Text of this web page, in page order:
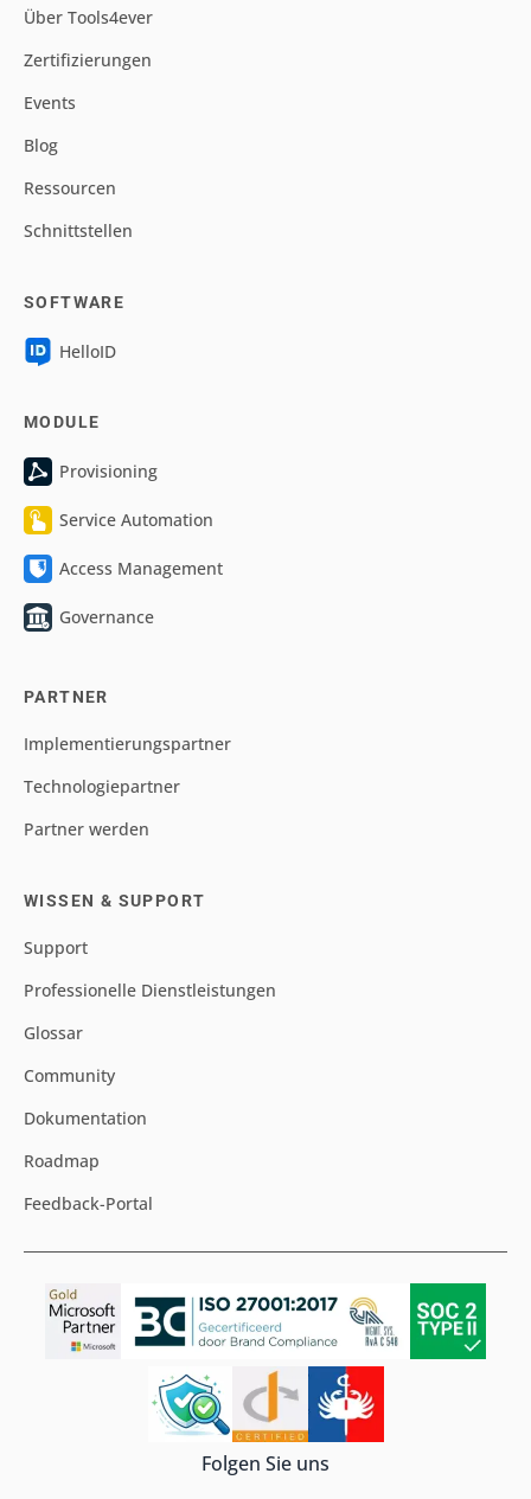
Über Tools4ever
Zertifizierungen
Events
Blog
Ressourcen
Schnittstellen
SOFTWARE
HelloID
MODULE
Provisioning
Service Automation
Access Management
Governance
PARTNER
Implementierungspartner
Technologiepartner
Partner werden
WISSEN & SUPPORT
Support
Professionelle Dienstleistungen
Glossar
Community
Dokumentation
Roadmap
Feedback-Portal
Folgen Sie uns